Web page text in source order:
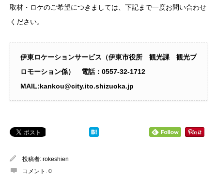
取材・ロケのご希望につきましては、下記まで一度お問い合わせ
ください。
伊東ロケーションサービス（伊東市役所 観光課 観光プ
ロモーション係） 電話：0557‐32-1712
MAIL:kankou@city.ito.shizuoka.jp
投稿者: rokeshien
コメント: 0